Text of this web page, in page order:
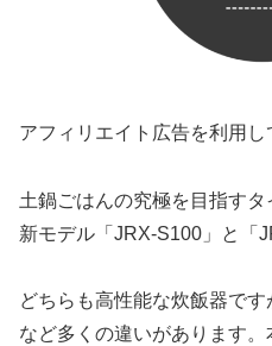
アフィリエイト広告を利用し
土鍋ごはんの究極を目指す
新モデル「JRX-S100」と「
どちらも高性能な炊飯器で
など多くの違いがあります。